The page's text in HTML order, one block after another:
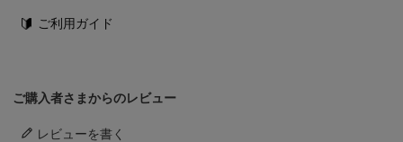
ご利用ガイド
ご購入者さまからのレビュー
レビューを書く